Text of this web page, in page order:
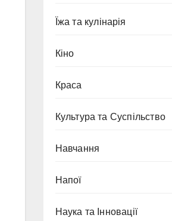
Їжа та кулінарія
Кіно
Краса
Культура та Суспільство
Навчання
Напої
Наука та Інновації